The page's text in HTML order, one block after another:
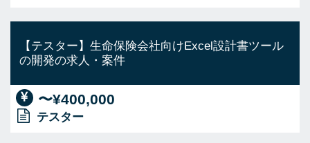
【テスター】生命保険会社向けExcel設計書ツール
の開発の求人・案件
〜¥400,000
テスター